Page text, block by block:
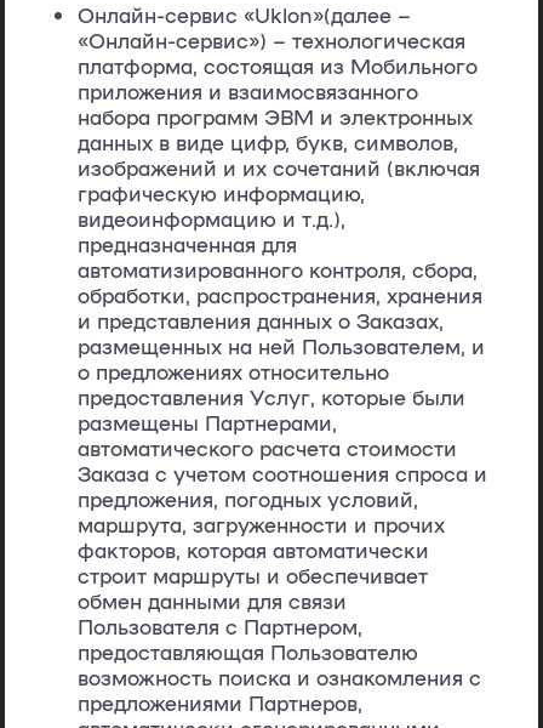
Онлайн-сервис «Uklon»(далее –
«Онлайн-сервис») – технологическая
платформа, состоящая из Мобильного
приложения и взаимосвязанного
набора программ ЭВМ и электронных
данных в виде цифр, букв, символов,
изображений и их сочетаний (включая
графическую информацию,
видеоинформацию и т.д.),
предназначенная для
автоматизированного контроля, сбора,
обработки, распространения, хранения
и представления данных о Заказах,
размещенных на ней Пользователем, и
о предложениях относительно
предоставления Услуг, которые были
размещены Партнерами,
автоматического расчета стоимости
Заказа с учетом соотношения спроса и
предложения, погодных условий,
маршрута, загруженности и прочих
факторов, которая автоматически
строит маршруты и обеспечивает
обмен данными для связи
Пользователя с Партнером,
предоставляющая Пользователю
возможность поиска и ознакомления с
предложениями Партнеров,